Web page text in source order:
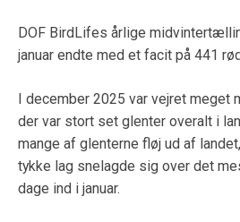
DOF BirdLifes årlige
januar endte med et facit på 441
I december 2025 var vejret meget
der var stort set glenter overalt i
mange af glenterne fløj ud af
tykke lag snelagde sig over det
dage ind i januar.